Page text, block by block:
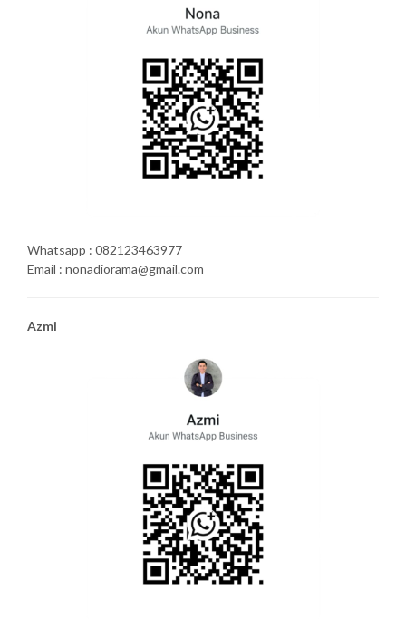
Whatsapp : 082123463977
Email : nonadiorama@gmail.com
Azmi